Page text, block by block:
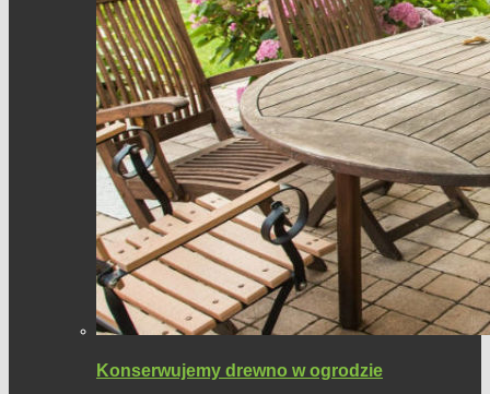
Konserwujemy drewno w ogrodzie